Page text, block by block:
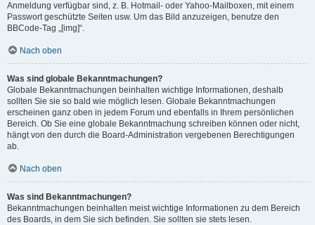
Anmeldung verfügbar sind, z. B. Hotmail- oder Yahoo-Mailboxen, mit einem
Passwort geschützte Seiten usw. Um das Bild anzuzeigen, benutze den
BBCode-Tag „[img]“.
Nach oben
Was sind globale Bekanntmachungen?
Globale Bekanntmachungen beinhalten wichtige Informationen, deshalb
sollten Sie sie so bald wie möglich lesen. Globale Bekanntmachungen
erscheinen ganz oben in jedem Forum und ebenfalls in Ihrem persönlichen
Bereich. Ob Sie eine globale Bekanntmachung schreiben können oder nicht,
hängt von den durch die Board-Administration vergebenen Berechtigungen
ab.
Nach oben
Was sind Bekanntmachungen?
Bekanntmachungen beinhalten meist wichtige Informationen zu dem Bereich
des Boards, in dem Sie sich befinden. Sie sollten sie stets lesen.